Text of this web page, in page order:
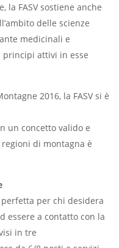
la FASV sostiene anche
delle scienze
medicinali e
principi attivi in esse
2016, la FASV si è
un concetto valido e
di montagna è
per chi desidera
essere a contatto con la
in tre